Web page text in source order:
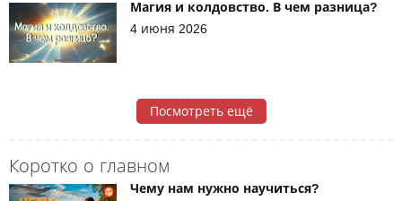
Коротко о главном
Чему нам нужно научиться?
Магия и колдовство. В чем разница?
4 июня 2026
Посмотреть ещё